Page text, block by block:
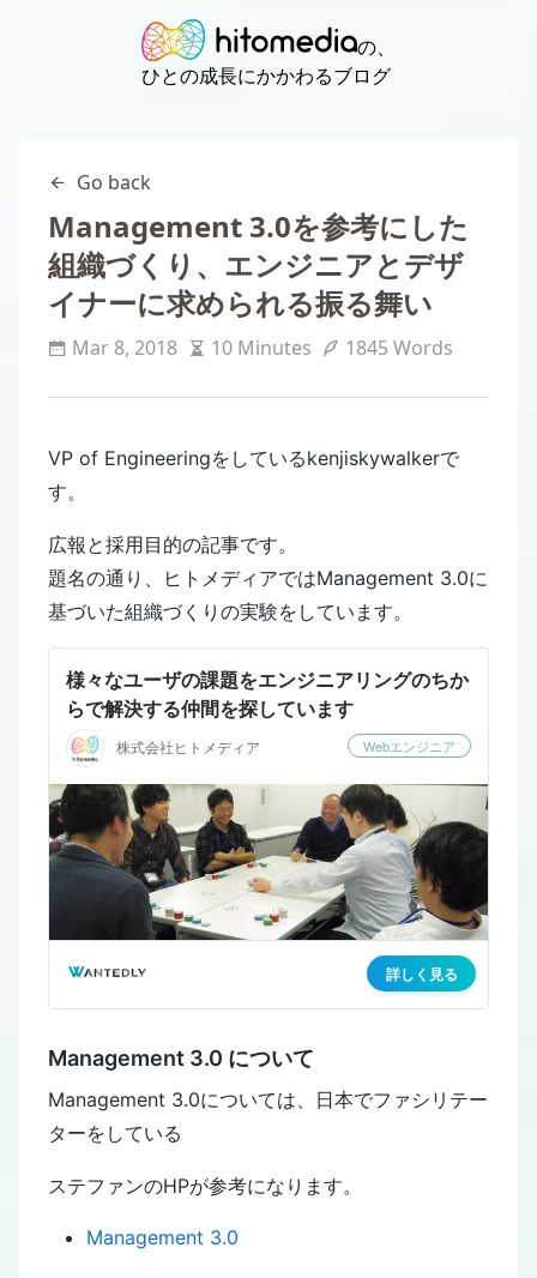
の、
ひとの成長にかかわるブログ
Go back
Management 3.0を参考にした
組織づくり、エンジニアとデザ
イナーに求められる振る舞い
Mar 8, 2018 10 Minutes 1845 Words
VP of Engineeringをしているkenjiskywalkerで
す。
広報と採用目的の記事です。
題名の通り、ヒトメディアではManagement 3.0に
基づいた組織づくりの実験をしています。
Management 3.0 について
Management 3.0については、日本でファシリテー
ターをしている
ステファンのHPが参考になります。
Management 3.0